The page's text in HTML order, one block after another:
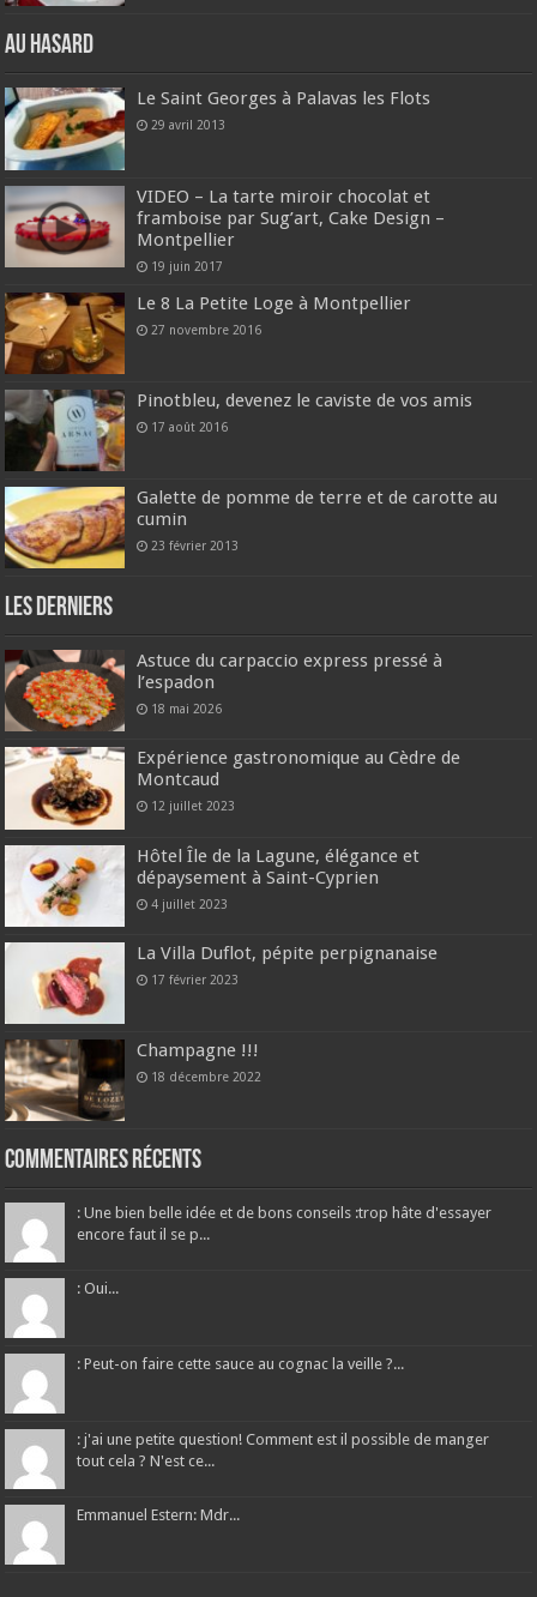
Au hasard
Le Saint Georges à Palavas les Flots
29 avril 2013
VIDEO – La tarte miroir chocolat et
framboise par Sug’art, Cake Design –
Montpellier
19 juin 2017
Le 8 La Petite Loge à Montpellier
27 novembre 2016
Pinotbleu, devenez le caviste de vos amis
17 août 2016
Galette de pomme de terre et de carotte au
cumin
23 février 2013
Les derniers
Astuce du carpaccio express pressé à
l’espadon
18 mai 2026
Expérience gastronomique au Cèdre de
Montcaud
12 juillet 2023
Hôtel Île de la Lagune, élégance et
dépaysement à Saint-Cyprien
4 juillet 2023
La Villa Duflot, pépite perpignanaise
17 février 2023
Champagne !!!
18 décembre 2022
Commentaires récents
: Une bien belle idée et de bons conseils :trop hâte d'essayer
encore faut il se p...
: Oui...
: Peut-on faire cette sauce au cognac la veille ?...
: j'ai une petite question! Comment est il possible de manger
tout cela ? N'est ce...
Emmanuel Estern: Mdr...